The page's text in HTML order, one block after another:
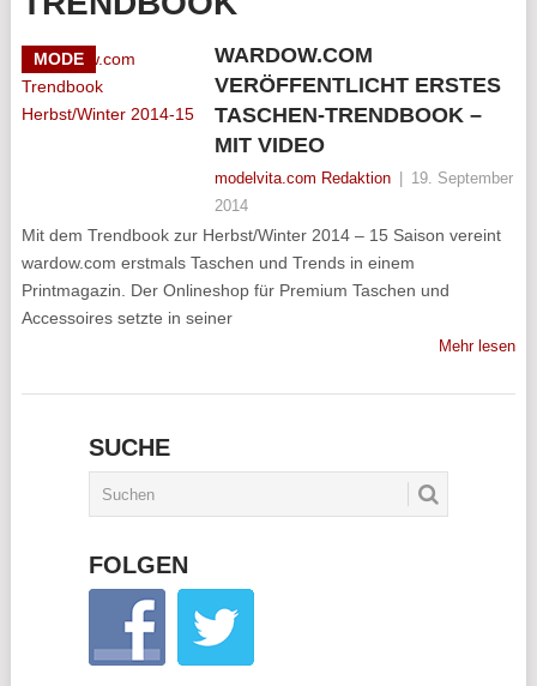
MODE
WARDOW.COM
VERÖFFENTLICHT ERSTES
TASCHEN-TRENDBOOK –
MIT VIDEO
modelvita.com Redaktion
19. September
2014
Mit dem Trendbook zur Herbst/Winter 2014 – 15 Saison vereint
wardow.com erstmals Taschen und Trends in einem
Printmagazin. Der Onlineshop für Premium Taschen und
Accessoires setzte in seiner
Mehr lesen
SUCHE
FOLGEN